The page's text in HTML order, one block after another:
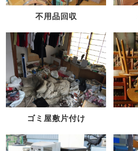
不用品回収
ゴミ屋敷片付け